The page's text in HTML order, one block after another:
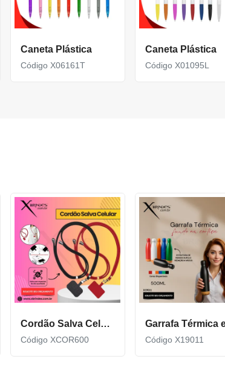
Caneta Plástica
Código X06161T
Caneta Plástica
Código X01095L
Cordão Salva Celular Universal De Qualidade Xcor600
Código XCOR600 Código X19011